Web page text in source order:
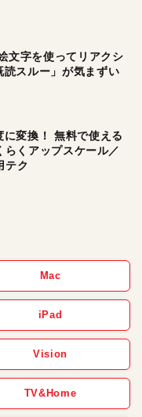
文字を使ってリアクシ
読スルー」が気まずい
変換！ 無料で使える
らくアップスケール／
テク
Mac
iPad
Vision
TV&Home